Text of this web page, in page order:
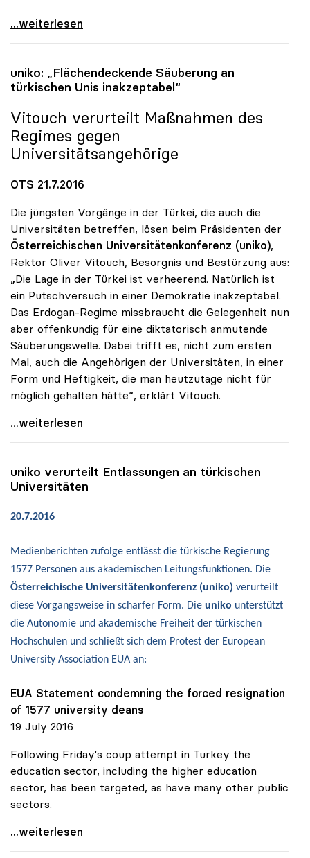
Rektorenkonferenzen Europas wollen Zusammenarbeit
...weiterlesen
uniko: „Flächendeckende Säuberung an
türkischen Unis inakzeptabel“
Vitouch verurteilt Maßnahmen des
Regimes gegen
Universitätsangehörige
OTS 21.7.2016
Die jüngsten Vorgänge in der Türkei, die auch die
Universitäten betreffen, lösen beim Präsidenten der
Österreichischen Universitätenkonferenz (uniko),
Rektor Oliver Vitouch, Besorgnis und Bestürzung aus:
„Die Lage in der Türkei ist verheerend. Natürlich ist
ein Putschversuch in einer Demokratie inakzeptabel.
Das Erdogan-Regime missbraucht die Gelegenheit nun
aber offenkundig für eine diktatorisch anmutende
Säuberungswelle. Dabei trifft es, nicht zum ersten
Mal, auch die Angehörigen der Universitäten, in einer
Form und Heftigkeit, die man heutzutage nicht für
möglich gehalten hätte“, erklärt Vitouch.
uniko: „Flächendeckende Säuberung an türkischen
...weiterlesen
uniko verurteilt Entlassungen an türkischen
Universitäten
20.7.2016
Medienberichten zufolge entlässt die türkische Regierung
1577 Personen aus akademischen Leitungsfunktionen. Die
Österreichische Universitätenkonferenz (uniko) verurteilt
diese Vorgangsweise in scharfer Form. Die uniko unterstützt
die Autonomie und akademische Freiheit der türkischen
Hochschulen und schließt sich dem Protest der European
University Association EUA an:
EUA Statement condemning the forced resignation
of 1577 university deans
19 July 2016
Following Friday's coup attempt in Turkey the
education sector, including the higher education
sector, has been targeted, as have many other public
sectors.
uniko verurteilt Entlassungen an türkischen
...weiterlesen